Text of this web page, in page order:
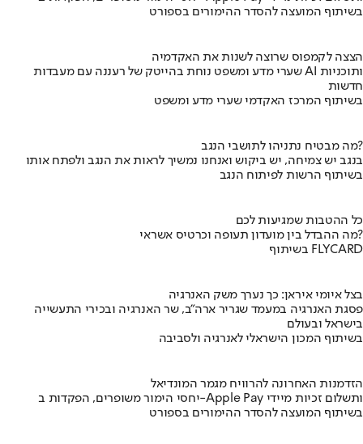
בשיתוף המועצה להסדר ההימורים בספורט
הצצה לקמפוס שרוצה לשנות את האקדמיה
שערי מדע ומשפט נוחת בהייטק של רעננה עם מעבדות AI ותוכניות
חדשות
בשיתוף המרכז האקדמי שערי מדע ומשפט
מה מבטיח נתניהו לתושבי הנגב?
בנגב יש צמיחה, יש ביקוש ואנחנו נמשיך לראות את הנגב ולפתח אותו
בשיתוף הרשות לפיתוח הנגב
כל ההטבות שמגיעות לכם
מה ההבדל בין מועדון תעופה וכרטיס אשראי?
בשיתוף FLYCARD
בצל איומי איראן: כך נערך משק האנרגיה
פסגת האנרגיה במעמד שגריר ארה"ב, שר האנרגיה ובכירי התעשייה
בישראל ובעולם
בשיתוף המכון הישראלי לאנרגיה ולסביבה
הזדמנות האחרונה להרוויח מגמר המונדיאל
יחסי הימור משופרים, הפקדות ב-Apple Pay ותשלום זכיות מיידי
בשיתוף המועצה להסדר ההימורים בספורט